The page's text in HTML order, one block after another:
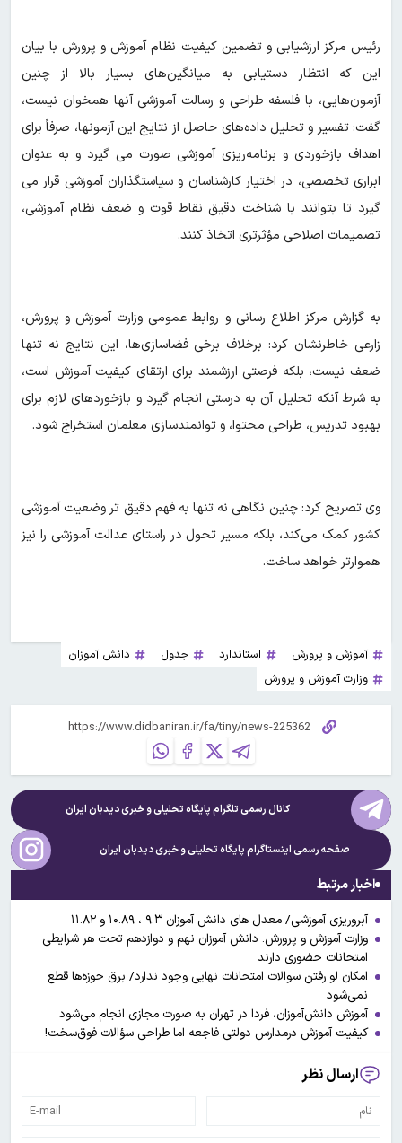
رئیس مرکز ارزشیابی و تضمین کیفیت نظام آموزش و پرورش با بیان
این که انتظار دستیابی به میانگین‌های بسیار بالا از چنین
آزمون‌هایی، با فلسفه طراحی و رسالت آموزشی آنها همخوان نیست،
گفت: تفسیر و تحلیل داده‌های حاصل از نتایج این آزمونها، صرفاً برای
اهداف بازخوردی و برنامه‌ریزی آموزشی صورت می گیرد و به عنوان
ابزاری تخصصی، در اختیار کارشناسان و سیاستگذاران آموزشی قرار می
گیرد تا بتوانند با شناخت دقیق نقاط قوت و ضعف نظام آموزشی،
تصمیمات اصلاحی مؤثرتری اتخاذ کنند.
به گزارش مرکز اطلاع رسانی و روابط عمومی وزارت آموزش و پرورش،
زارعی خاطرنشان کرد: برخلاف برخی فضاسازی‌ها، این نتایج نه تنها
ضعف نیست، بلکه فرصتی ارزشمند برای ارتقای کیفیت آموزش است،
به شرط آنکه تحلیل آن به درستی انجام گیرد و بازخوردهای لازم برای
بهبود تدریس، طراحی محتوا، و توانمندسازی معلمان استخراج شود.
وی تصریح کرد: چنین نگاهی نه تنها به فهم دقیق تر وضعیت آموزشی
کشور کمک می‌کند، بلکه مسیر تحول در راستای عدالت آموزشی را نیز
هموارتر خواهد ساخت.
آموزش و پرورش استاندارد جدول
دانش آموزان
وزارت آموزش و پرورش
کانال رسمی تلگرام پایگاه تحلیلی و خبریدیدبان ایران
صفحه رسمی اینستاگرام پایگاه تحلیلی و خبریدیدبان ایران
اخبار مرتبط
آبروریزی آموزشی/ معدل های دانش آموزان ۹.۳ ، ۱۰.۸۹ و ۱۱.۸۲
وزارت آموزش و پرورش: دانش آموزان نهم و دوازدهم تحت هر شرایطی
امتحانات حضوری دارند
امکان لو رفتن سوالات امتحانات نهایی وجود ندارد/ برق حوزه‌ها قطع
نمی‌شود
آموزش دانش‌آموزان، فردا در تهران به صورت مجازی انجام می‌شود
کیفیت آموزش درمدارس دولتی فاجعه‌ اما طراحی سؤالات فوق‌سخت!
ارسال نظر